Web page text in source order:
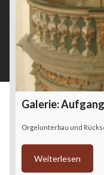
Galerie:
Orgelunterbau und
Weiterlesen